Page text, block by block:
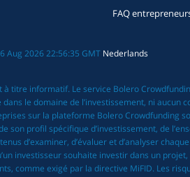
FAQ
Aug 2026 22:56:35 GMT Nederlands
informatif. Le service Bolero
le domaine de l’investissement, ni
sur la plateforme Bolero Crowdfunding
profil spécifique d’investissement, de
d’examiner, d’évaluer et d’analyser
investisseur souhaite investir dans un
comme exigé par la directive MiFID. Les